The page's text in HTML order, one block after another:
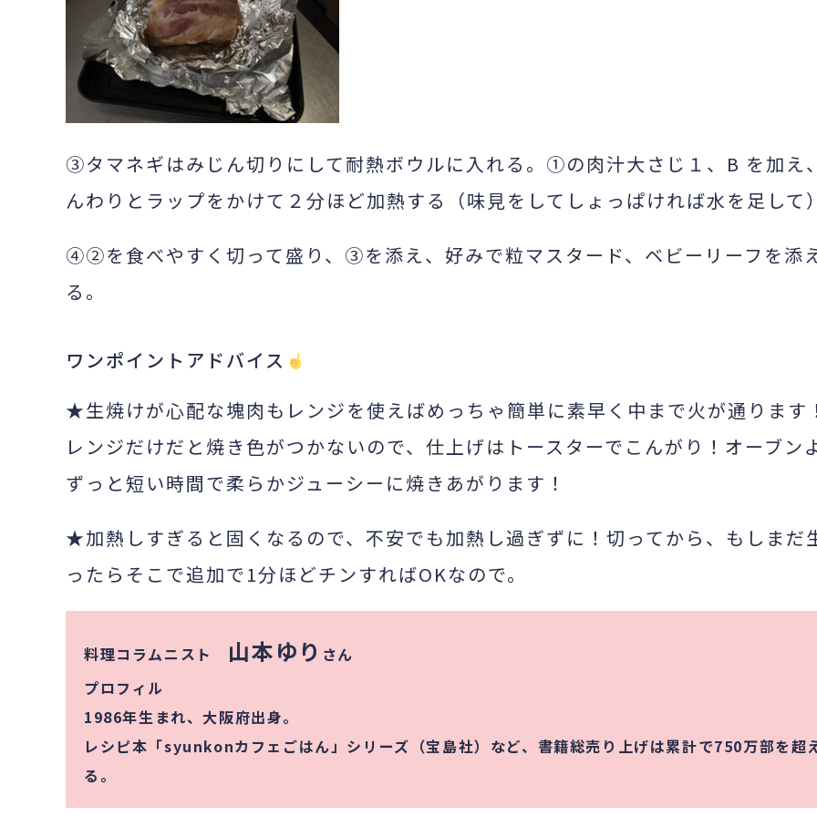
③タマネギはみじん切りにして耐熱ボウルに入れる。①の肉汁大さじ１、B を加え
んわりとラップをかけて２分ほど加熱する（味見をしてしょっぱければ水を足して
④②を食べやすく切って盛り、③を添え、好みで粒マスタード、ベビーリーフを添
る。
ワンポイントアドバイス
★生焼けが心配な塊肉もレンジを使えばめっちゃ簡単に素早く中まで火が通ります
レンジだけだと焼き色がつかないので、仕上げはトースターでこんがり！オーブン
ずっと短い時間で柔らかジューシーに焼きあがります！
★加熱しすぎると固くなるので、不安でも加熱し過ぎずに！切ってから、もしまだ
ったらそこで追加で1分ほどチンすればOKなので。
料理コラムニスト 山本ゆり さん
プロフィル
1986年生まれ、大阪府出身。
レシピ本「syunkonカフェごはん」シリーズ（宝島社）など、書籍総売り上げは累計で750万部を超
る。